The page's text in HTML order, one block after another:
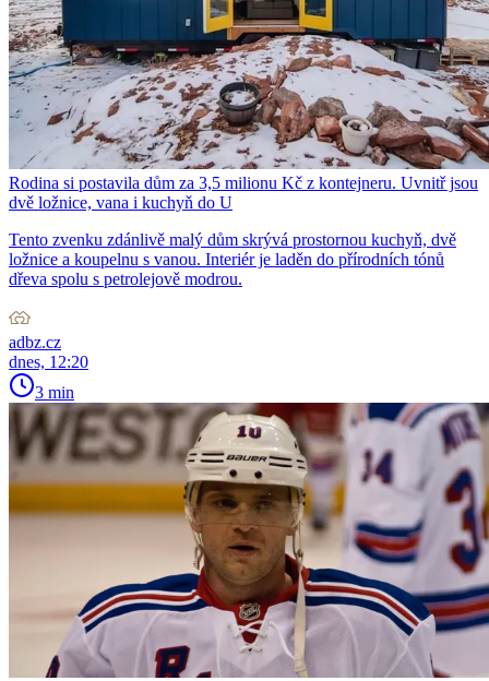
Rodina si postavila dům za 3,5 milionu Kč z kontejneru. Uvnitř jsou
dvě ložnice, vana i kuchyň do U
Tento zvenku zdánlivě malý dům skrývá prostornou kuchyň, dvě
ložnice a koupelnu s vanou. Interiér je laděn do přírodních tónů
dřeva spolu s petrolejově modrou.
adbz.cz
dnes, 12:20
3 min